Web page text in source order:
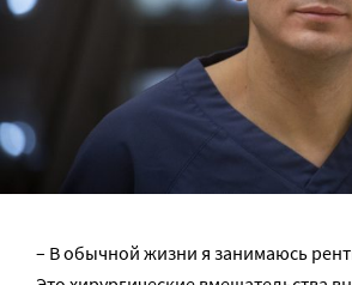
– В обычной жизни я занимаюсь